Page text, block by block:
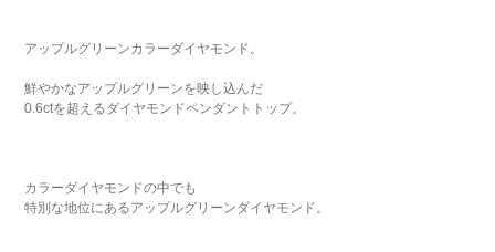
アップルグリーンカラーダイヤモンド。
鮮やかなアップルグリーンを映し込んだ
0.6ctを超えるダイヤモンドペンダントトップ。
カラーダイヤモンドの中でも
特別な地位にあるアップルグリーンダイヤモンド。